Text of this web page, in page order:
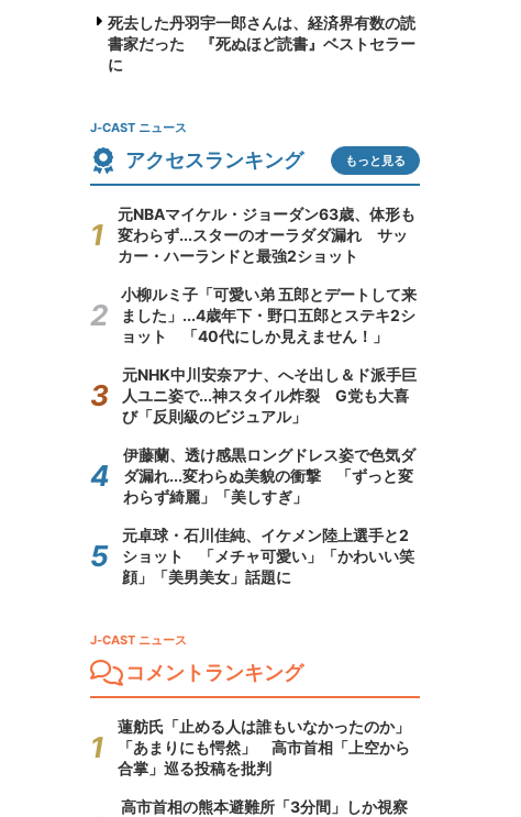
死去した丹羽宇一郎さんは、経済界有数の読
書家だった 『死ぬほど読書』ベストセラー
に
J-CAST ニュース
アクセスランキング もっと見る
元NBAマイケル・ジョーダン63歳、体形も
変わらず...スターのオーラダダ漏れ サッ
カー・ハーランドと最強2ショット
小柳ルミ子「可愛い弟 五郎とデートして来
ました」...4歳年下・野口五郎とステキ2シ
ョット 「40代にしか見えません！」
元NHK中川安奈アナ、へそ出し＆ド派手巨
人ユニ姿で...神スタイル炸裂 G党も大喜
び「反則級のビジュアル」
伊藤蘭、透け感黒ロングドレス姿で色気ダ
ダ漏れ...変わらぬ美貌の衝撃 「ずっと変
わらず綺麗」「美しすぎ」
元卓球・石川佳純、イケメン陸上選手と2
ショット 「メチャ可愛い」「かわいい笑
顔」「美男美女」話題に
J-CAST ニュース
コメントランキング
蓮舫氏「止める人は誰もいなかったのか」
「あまりにも愕然」 高市首相「上空から
合掌」巡る投稿を批判
高市首相の熊本避難所「3分間」しか視察